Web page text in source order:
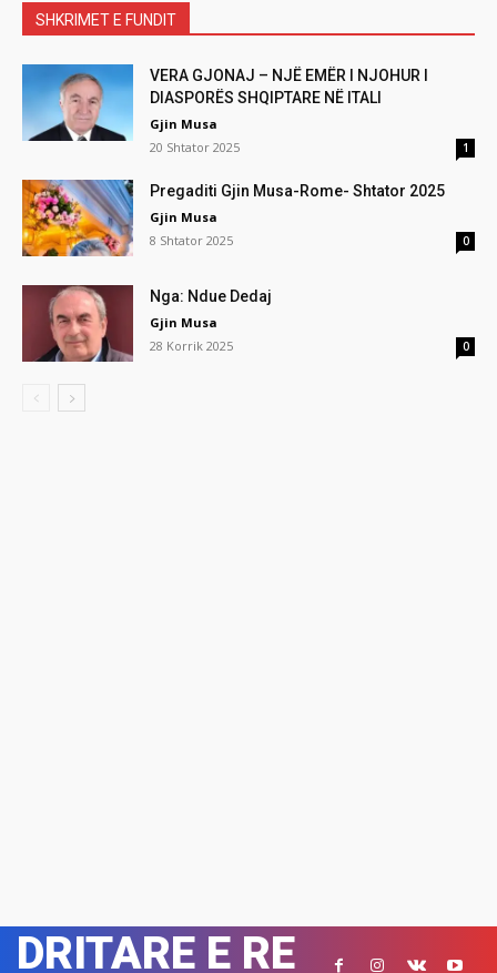
SHKRIMET E FUNDIT
VERA GJONAJ – NJË EMËR I NJOHUR I
DIASPORËS SHQIPTARE NË ITALI
Gjin Musa
20 Shtator 2025
1
Pregaditi Gjin Musa-Rome- Shtator 2025
Gjin Musa
8 Shtator 2025
0
Nga: Ndue Dedaj
Gjin Musa
28 Korrik 2025
0
DRITARE E RE